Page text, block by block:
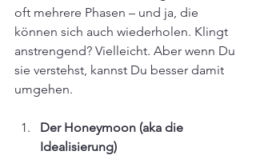
oft mehrere Phasen – und ja, die
können sich auch wiederholen. Klingt
anstrengend? Vielleicht. Aber wenn Du
sie verstehst, kannst Du besser damit
umgehen.
Der Honeymoon (aka die
Idealisierung)